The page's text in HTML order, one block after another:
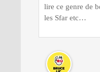
lire ce genre de
les Sfar etc…